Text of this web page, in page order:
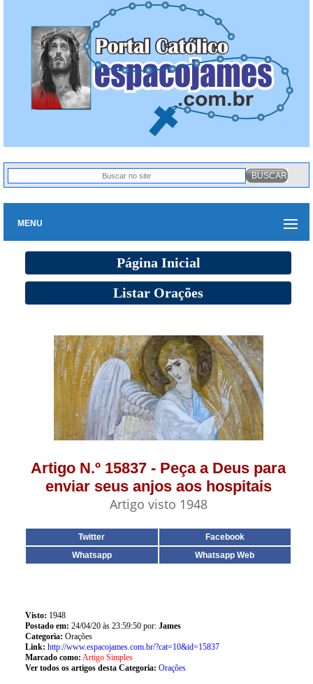
MENU
Página Inicial
Listar Orações
Artigo N.º 15837 - Peça a Deus para
enviar seus anjos aos hospitais
Artigo visto 1948
Twitter
Facebook
Whatsapp
Whatsapp Web
Visto: 1948
Postado em: 24/04/20 às 23:59:50 por: James
Categoria: Orações
Link: http://www.espacojames.com.br/?cat=10&id=15837
Marcado como: Artigo Simples
Ver todos os artigos desta Categoria: Orações